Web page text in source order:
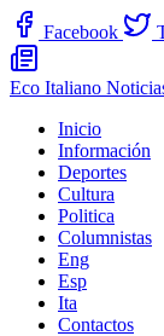
Facebook
Eco Italiano
Inicio
Información
Deportes
Cultura
Politica
Columnistas
Eng
Esp
Ita
Contactos